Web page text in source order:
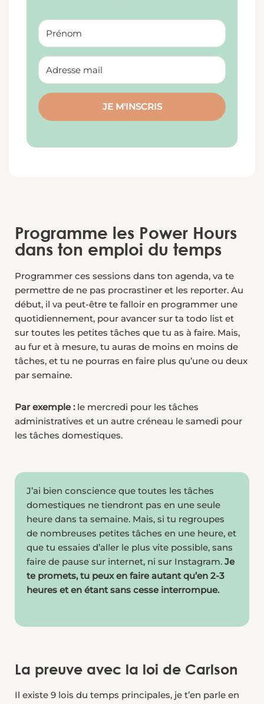
JE M'INSCRIS
Programme les Power Hours
dans ton emploi du temps
Programmer ces sessions dans ton agenda, va te
permettre de ne pas procrastiner et les reporter. Au
début, il va peut-être te falloir en programmer une
quotidiennement, pour avancer sur ta todo list et
sur toutes les petites tâches que tu as à faire. Mais,
au fur et à mesure, tu auras de moins en moins de
tâches, et tu ne pourras en faire plus qu’une ou deux
par semaine.
Par exemple :le mercredi pour les tâches
administratives et un autre créneau le samedi pour
les tâches domestiques.
J’ai bien conscience que toutes les tâches
domestiques ne tiendront pas en une seule
heure dans ta semaine. Mais, si tu regroupes
de nombreuses petites tâches en une heure, et
que tu essaies d’aller le plus vite possible, sans
faire de pause sur internet, ni sur Instagram. Je
te promets, tu peux en faire autant qu’en 2-3
heures et en étant sans cesse interrompue.
La preuve avec la loi de Carlson
Il existe 9 lois du temps principales, je t’en parle en